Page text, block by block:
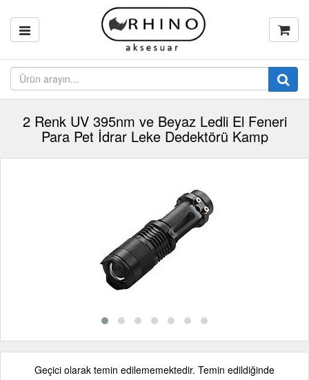
2 Renk UV 395nm ve Beyaz Ledli El Feneri
Para Pet İdrar Leke Dedektörü Kamp
Geçici olarak temin edilememektedir. Temin edildiğinde